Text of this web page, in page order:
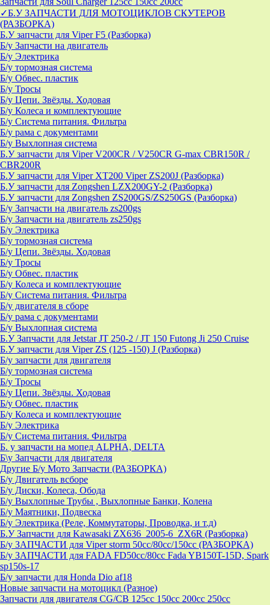
✓Б.У ЗАПЧАСТИ ДЛЯ МОТОЦИКЛОВ СКУТЕРОВ
(РАЗБОРКА)
Б.У запчасти для Viper F5 (Разборка)
Б/у Запчасти на двигатель
Б/у Электрика
Б/у тормозная система
Б/у Обвес. пластик
Б/у Тросы
Б/у Цепи. Звёзды. Ходовая
Б/у Колеса и комплектующие
Б/у Система питания. Фильтра
Б/у рама с документами
Б/у Выхлопная система
Б.У запчасти для Viper V200CR / V250CR G-max CBR150R /
CBR200R
Б.У запчасти для Viper XT200 Viper ZS200J (Разборка)
Б.У запчасти для Zongshen LZX200GY-2 (Разборка)
Б.У запчасти для Zongshen ZS200GS/ZS250GS (Разборка)
Б/у Запчасти на двигатель zs200gs
Б/у Запчасти на двигатель zs250gs
Б/у Электрика
Б/у тормозная система
Б/у Цепи. Звёзды. Ходовая
Б/у Тросы
Б/у Обвес. пластик
Б/у Колеса и комплектующие
Б/у Система питания. Фильтра
Б/у двигателя в сборе
Б/у рама с документами
Б/у Выхлопная система
Б.У Запчасти для Jetstar JT 250-2 / JT 150 Futong Ji 250 Cruise
Б.У запчасти для Viper ZS (125 -150) J (Разборка)
Б/у запчасти для двигателя
Б/у тормозная система
Б/у Тросы
Б/у Цепи. Звёзды. Ходовая
Б/у Обвес. пластик
Б/у Колеса и комплектующие
Б/у Электрика
Б/у Система питания. Фильтра
Б. у запчасти на мопед ALPHA, DELTA
Б\у Запчасти для двигателя
Другие Б/у Мото Запчасти (РАЗБОРКА)
Б/у Двигатель всборе
Б/у Диски, Колеса, Обода
Б/у Выхлопные Трубы , Выхлопные Банки, Колена
Б/у Маятники, Подвеска
Б/у Электрика (Реле, Коммутаторы, Проводка, и т.д)
Б.У Запчасти для Kawasaki ZX636_2005-6_ZX6R (Разборка)
Б/у ЗАПЧАСТИ для Viper storm 50cc/80cc/150cc (РАЗБОРКА)
Б/у ЗАПЧАСТИ для FADA FD50cc/80cc Fada YB150T-15D, Spark
sp150s-17
Б/у запчасти для Honda Dio af18
Новые запчасти на мотоцикл (Разное)
Запчасти для двигателя CG/CB 125cc 150cc 200cc 250cc